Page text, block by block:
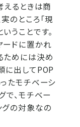
えるときは商
のところ「現
うことです。
ードに置かれ
ためには決め
に出してPOP
たモチベーシ
で、モチベー
グの対象なの